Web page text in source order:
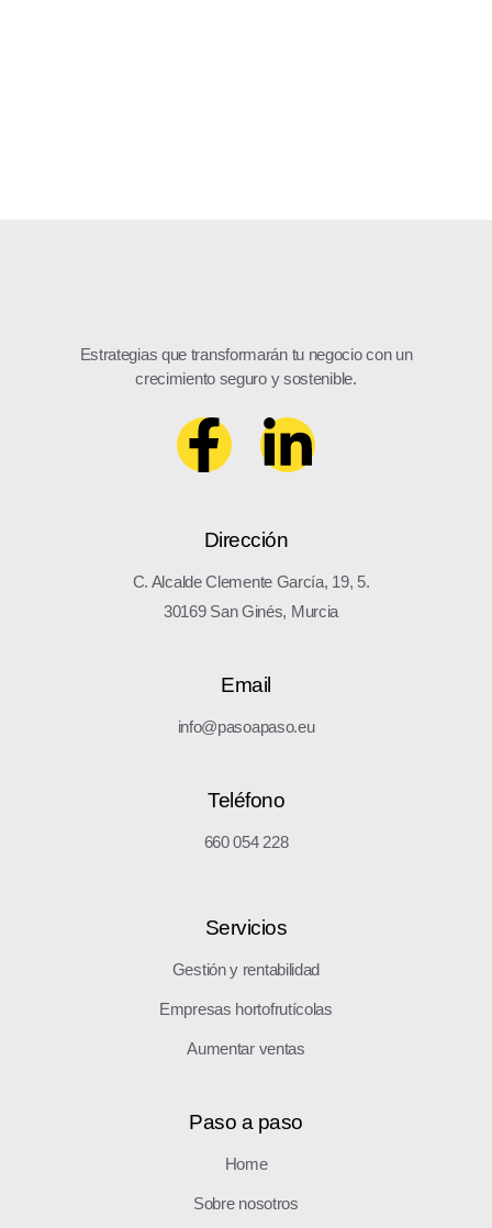
Estrategias que transformarán tu negocio con un
crecimiento seguro y sostenible.
Dirección
C. Alcalde Clemente García, 19, 5.
30169 San Ginés, Murcia
Email
info@pasoapaso.eu
Teléfono
660 054 228
Servicios
Gestión y rentabilidad
Empresas hortofrutícolas
Aumentar ventas
Paso a paso
Home
Sobre nosotros